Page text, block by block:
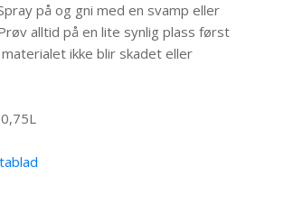
på og gni med en svamp eller
alltid på en lite synlig plass først
ikke blir skadet eller